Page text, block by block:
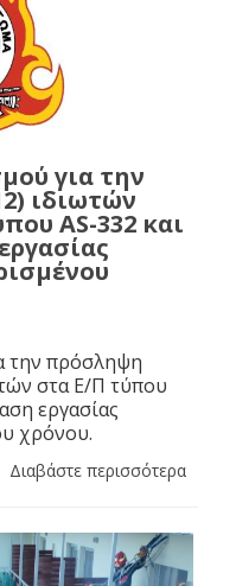
για την
ιδιωτών
AS-332 και
την πρόσληψη
στα Ε/Π τύπου
εργασίας
χρόνου.
Διαβάστε περισσότερα